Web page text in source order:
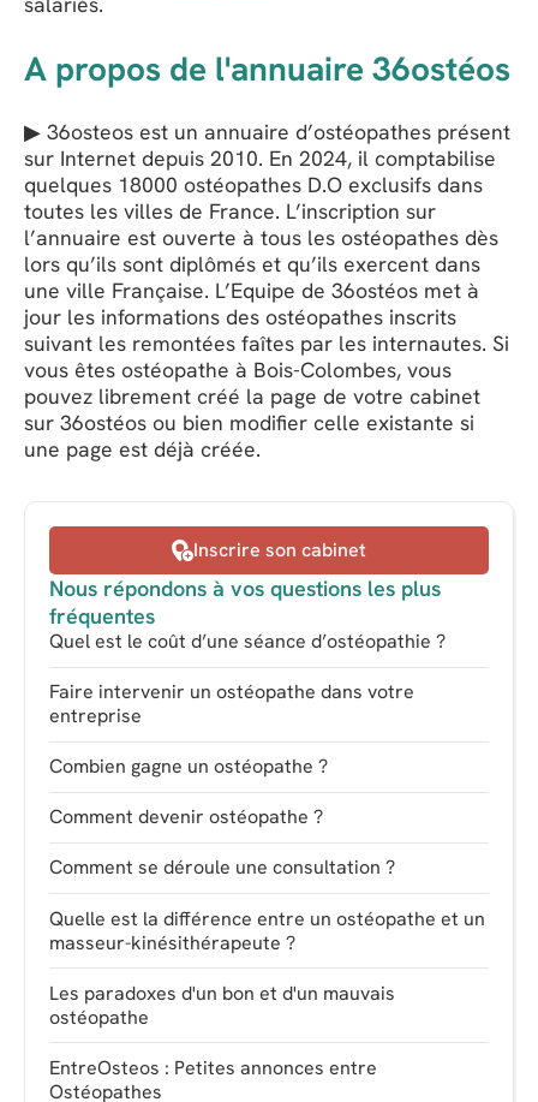
A propos de l'annuaire 36ostéos
▶ 36osteos est un annuaire d’ostéopathes présent
sur Internet depuis 2010. En 2024, il comptabilise
quelques 18000 ostéopathes D.O exclusifs dans
toutes les villes de France. L’inscription sur
l’annuaire est ouverte à tous les ostéopathes dès
lors qu’ils sont diplômés et qu’ils exercent dans
une ville Française. L’Equipe de 36ostéos met à
jour les informations des ostéopathes inscrits
suivant les remontées faîtes par les internautes. Si
vous êtes ostéopathe à Bois-Colombes, vous
pouvez librement créé la page de votre cabinet
sur 36ostéos ou bien modifier celle existante si
une page est déjà créée.
Inscrire son cabinet
Nous répondons à vos questions les plus
fréquentes
Quel est le coût d’une séance d’ostéopathie ?
Faire intervenir un ostéopathe dans votre
entreprise
Combien gagne un ostéopathe ?
Comment devenir ostéopathe ?
Comment se déroule une consultation ?
Quelle est la différence entre un ostéopathe et un
masseur-kinésithérapeute ?
Les paradoxes d'un bon et d'un mauvais
ostéopathe
EntreOsteos : Petites annonces entre
Ostéopathes